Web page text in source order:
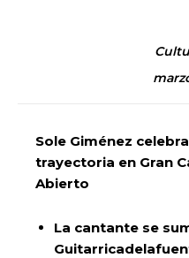
Sole Giménez
trayectoria en Gran
Abierto
La cantante se